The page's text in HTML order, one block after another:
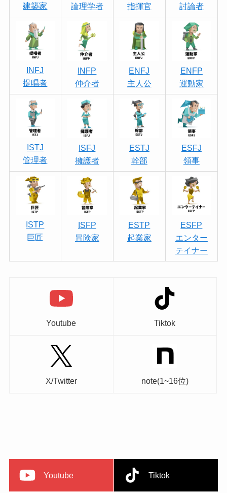
建築家
論理学者
指揮官
討論者
INFJ
提唱者
INFP
仲介者
ENFJ
主人公
ENFP
運動家
ISTJ
管理者
ISFJ
擁護者
ESTJ
幹部
ESFJ
領事
ISTP
巨匠
ISFP
冒険家
ESTP
起業家
ESFP
エンター
テイナー
Youtube Tiktok
X/Twitter note(1~16位)
Youtube Tiktok